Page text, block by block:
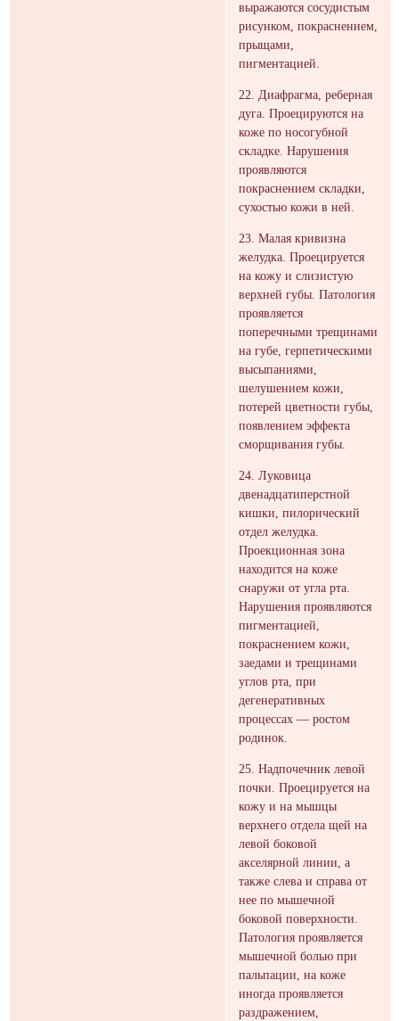
выражаются сосудистым
рисунком, покраснением,
прыщами,
пигментацией.
22. Диафрагма, реберная
дуга. Проецируются на
коже по носогубной
складке. Нарушения
проявляются
покраснением складки,
сухостью кожи в ней.
23. Малая кривизна
желудка. Проецируется
на кожу и слизистую
верхней губы. Патология
проявляется
поперечными трещинами
на губе, герпетическими
высыпаниями,
шелушением кожи,
потерей цветности губы,
появлением эффекта
сморщивания губы.
24. Луковица
двенадцатиперстной
кишки, пилорический
отдел желудка.
Проекционная зона
находится на коже
снаружи от угла рта.
Нарушения проявляются
пигментацией,
покраснением кожи,
заедами и трещинами
углов рта, при
дегенеративных
процессах — ростом
родинок.
25. Надпочечник левой
почки. Проецируется на
кожу и на мышцы
верхнего отдела щей на
левой боковой
акселярной линии, а
также слева и справа от
нее по мышечной
боковой поверхности.
Патология проявляется
мышечной болью при
пальпации, на коже
иногда проявляется
раздражением,